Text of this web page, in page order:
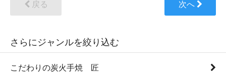
戻る 次へ
さらにジャンルを絞り込む
こだわりの炭火手焼 匠